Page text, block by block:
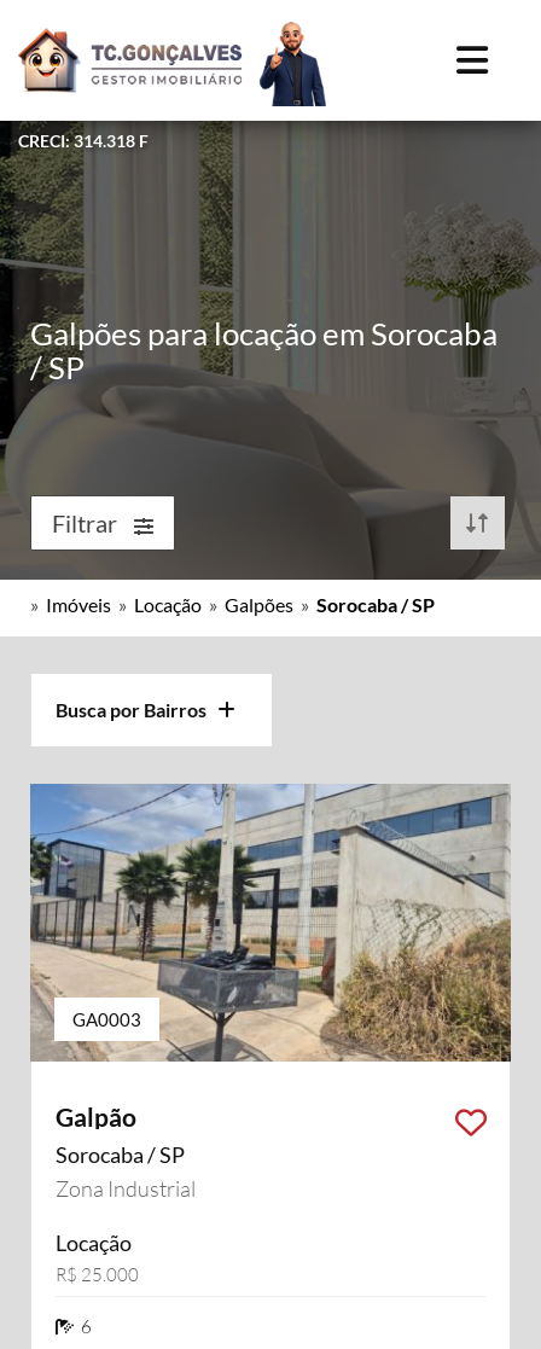
CRECI: 314.318 F
Galpões para locação em Sorocaba
/ SP
Filtrar
» Imóveis » Locação » Galpões » Sorocaba / SP
Busca por Bairros
GA0003
Galpão
Sorocaba / SP
Zona Industrial
Locação
R$ 25.000
6 banheiros
6